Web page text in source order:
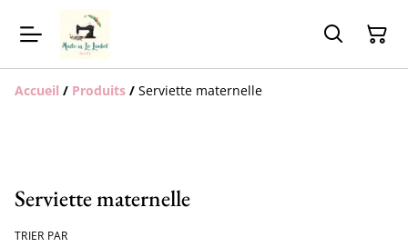
Accueil / Produits / Serviette maternelle
Serviette maternelle
TRIER PAR